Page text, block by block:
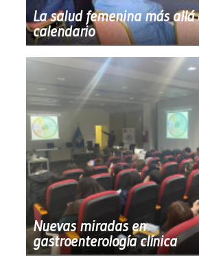
La salud femenina más allá
calendario
Nuevas miradas en
gastroenterología clínica